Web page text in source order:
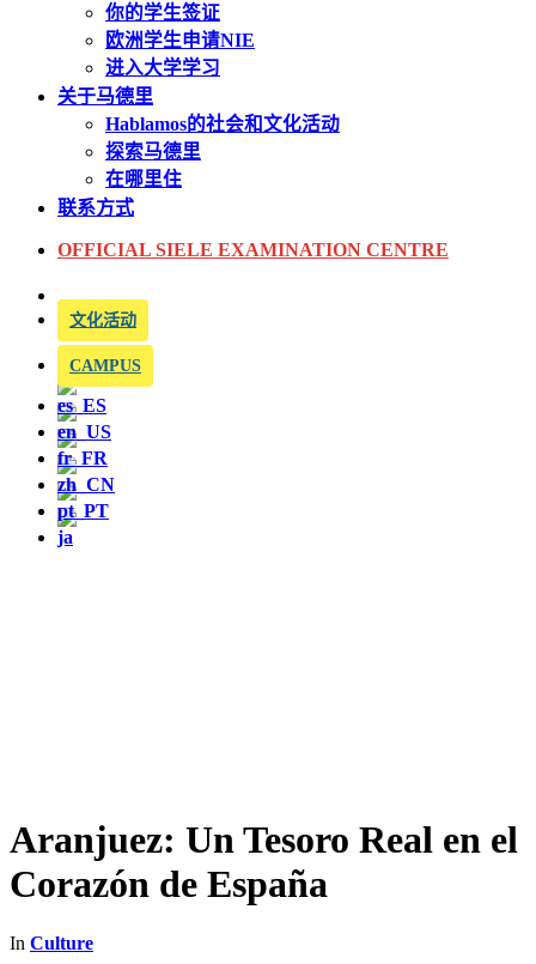
你的学生签证
欧洲学生申请NIE
进入大学学习
关于马德里
Hablamos的社会和文化活动
探索马德里
在哪里住
联系方式
OFFICIAL SIELE EXAMINATION CENTRE
文化活动
CAMPUS
Aranjuez: Un Tesoro Real en el
Corazón de España
In Culture